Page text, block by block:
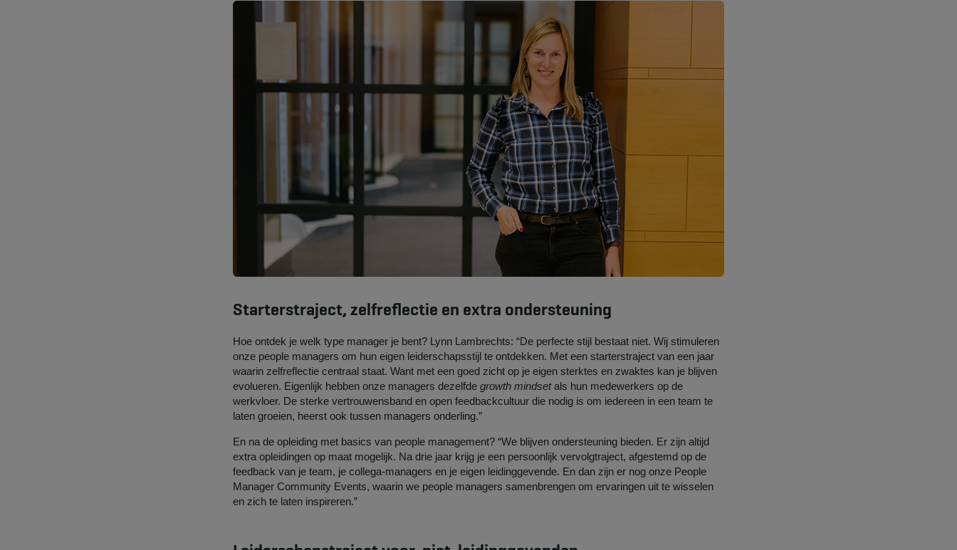
Starterstraject, zelfreflectie en extra ondersteuning
Hoe ontdek je welk type manager je bent? Lynn Lambrechts: “De perfecte stijl bestaat niet. Wij stimuleren
onze people managers om hun eigen leiderschapsstijl te ontdekken. Met een starterstraject van een jaar
waarin zelfreflectie centraal staat. Want met een goed zicht op je eigen sterktes en zwaktes kan je blijven
evolueren. Eigenlijk hebben onze managers dezelfde growth mindsetals hun medewerkers op de
werkvloer. De sterke vertrouwensband en open feedbackcultuur die nodig is om iedereen in een team te
laten groeien, heerst ook tussen managers onderling.”
En na de opleiding met basics van people management? “We blijven ondersteuning bieden. Er zijn altijd
extra opleidingen op maat mogelijk. Na drie jaar krijg je een persoonlijk vervolgtraject, afgestemd op de
feedback van je team, je collega-managers en je eigen leidinggevende. En dan zijn er nog onze People
Manager Community Events, waarin we people managers samenbrengen om ervaringen uit te wisselen
en zich te laten inspireren.”